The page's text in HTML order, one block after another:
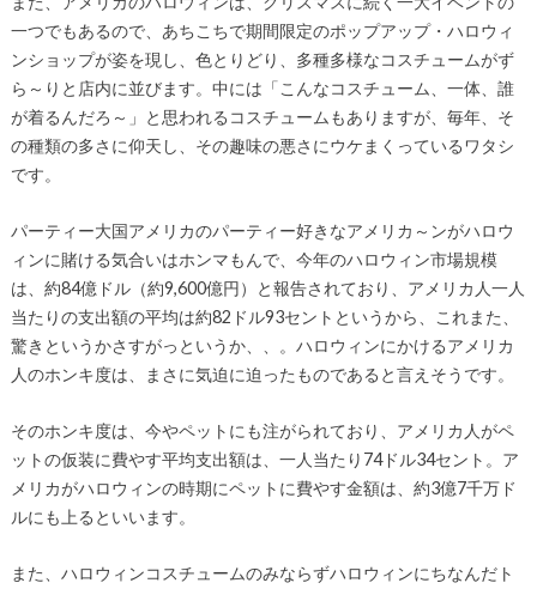
一つでもあるので、あちこちで期間限定のポップアップ・ハロウィ
ンショップが姿を現し、色とりどり、多種多様なコスチュームがず
ら～りと店内に並びます。中には「こんなコスチューム、一体、誰
が着るんだろ～」と思われるコスチュームもありますが、毎年、そ
の種類の多さに仰天し、その趣味の悪さにウケまくっているワタシ
です。
パーティー大国アメリカのパーティー好きなアメリカ～ンがハロウ
ィンに賭ける気合いはホンマもんで、今年のハロウィン市場規模
は、約84億ドル（約9,600億円）と報告されており、アメリカ人一人
当たりの支出額の平均は約82ドル93セントというから、これまた、
驚きというかさすがっというか、、。ハロウィンにかけるアメリカ
人のホンキ度は、まさに気迫に迫ったものであると言えそうです。
そのホンキ度は、今やペットにも注がられており、アメリカ人がペ
ットの仮装に費やす平均支出額は、一人当たり74ドル34セント。ア
メリカがハロウィンの時期にペットに費やす金額は、約3億7千万ド
ルにも上るといいます。
また、ハロウィンコスチュームのみならずハロウィンにちなんだト